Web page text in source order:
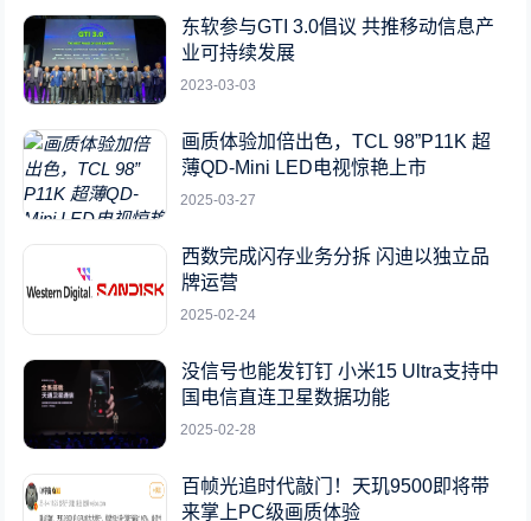
东软参与GTI 3.0倡议 共推移动信息产
业可持续发展
2023-03-03
画质体验加倍出色，TCL 98”P11K 超
薄QD-Mini LED电视惊艳上市
2025-03-27
西数完成闪存业务分拆 闪迪以独立品
牌运营
2025-02-24
没信号也能发钉钉 小米15 Ultra支持中
国电信直连卫星数据功能
2025-02-28
百帧光追时代敲门！天玑9500即将带
来掌上PC级画质体验